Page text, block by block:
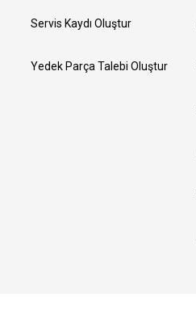
Servis Kaydı Oluştur
Yedek Parça Talebi Oluştur